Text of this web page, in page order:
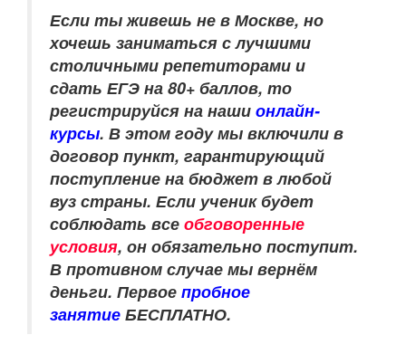
Если ты живешь не в Москве, но
хочешь заниматься с лучшими
столичными репетиторами и
сдать ЕГЭ на 80+ баллов, то
регистрируйся на наши онлайн-
курсы. В этом году мы включили в
договор пункт, гарантирующий
поступление на бюджет в любой
вуз страны. Если ученик будет
соблюдать все обговоренные
условия, он обязательно поступит.
В противном случае мы вернём
деньги. Первое пробное
занятие БЕСПЛАТНО.